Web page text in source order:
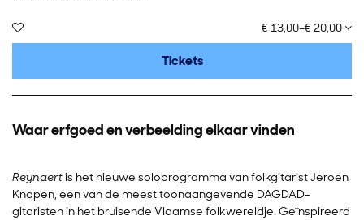
€ 13,00–€ 20,00
Tickets
Waar erfgoed en verbeelding elkaar vinden
Reynaertis het nieuwe soloprogramma van folkgitarist Jeroen
Knapen, een van de meest toonaangevende DAGDAD-
gitaristen in het bruisende Vlaamse folkwereldje. Geïnspireerd